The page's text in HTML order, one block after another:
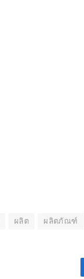
ผลิต ผลิตภัณฑ์